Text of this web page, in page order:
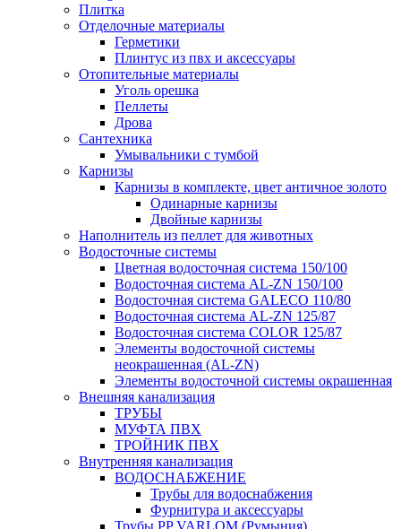
Плитка
Отделочные материалы
Герметики
Плинтус из пвх и аксессуары
Отопительные материалы
Уголь орешка
Пеллеты
Дрова
Сантехника
Умывальники с тумбой
Карнизы
Карнизы в комплекте, цвет античное золото
Одинарные карнизы
Двойные карнизы
Наполнитель из пеллет для животных
Водосточные системы
Цветная водосточная система 150/100
Водосточная система AL-ZN 150/100
Водосточная система GALECO 110/80
Водосточная система AL-ZN 125/87
Водосточная система COLOR 125/87
Элементы водосточной системы
неокрашенная (AL-ZN)
Элементы водосточной системы окрашенная
Внешняя канализация
ТРУБЫ
МУФТА ПВХ
ТРОЙНИК ПВХ
Внутренняя канализация
ВОДОСНАБЖЕНИЕ
Трубы для водоснабжения
Фурнитура и аксессуары